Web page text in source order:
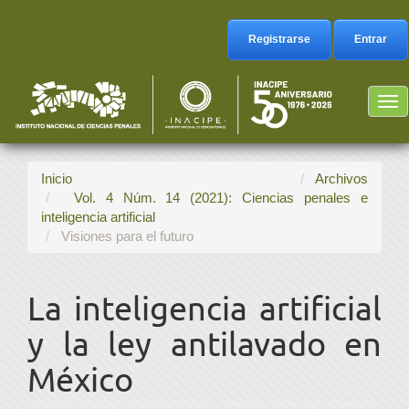
Barra
lateral
Registrarse Entrar
Inicio
Archivos
Vol. 4 Núm. 14 (2021): Ciencias penales e
inteligencia artificial
Visiones para el futuro
La inteligencia artificial
y la ley antilavado en
México